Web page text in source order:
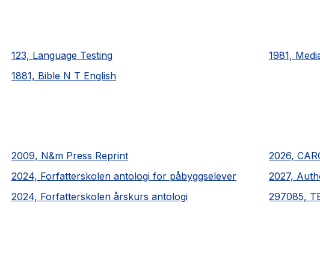
123, Language Testing
1881, Bible N T English
1981,
2009, N&m Press Reprint
2024, Forfatterskolen antologi for påbyggselever
2024, Forfatterskolen årskurs antologi
2026,
2027,
297085,